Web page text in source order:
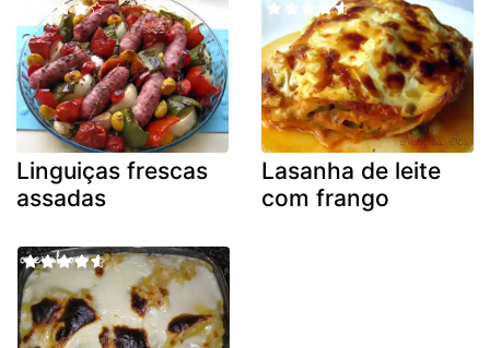
Linguiças frescas
assadas
Lasanha de leite
com frango